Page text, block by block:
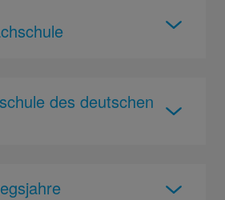
des deutschen